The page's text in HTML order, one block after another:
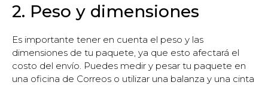
2. Peso y dimensiones
Es importante tener en cuenta el peso y las
dimensiones de tu paquete, ya que esto afectará el
costo del envío. Puedes medir y pesar tu paquete en
una oficina de Correos o utilizar una balanza y una cinta